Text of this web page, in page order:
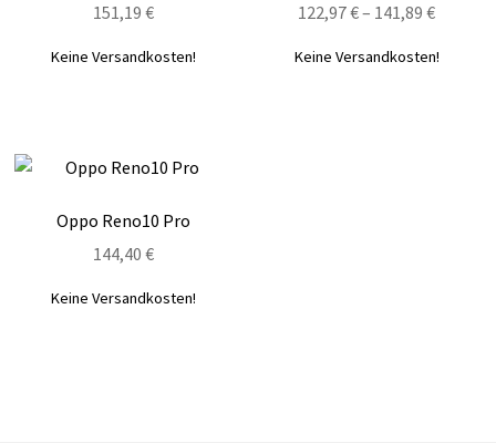
151,19 €
Keine Versandkosten!
122,97€– 141,89€
Keine Versandkosten!
Oppo Reno10 Pro
144,40 €
Keine Versandkosten!